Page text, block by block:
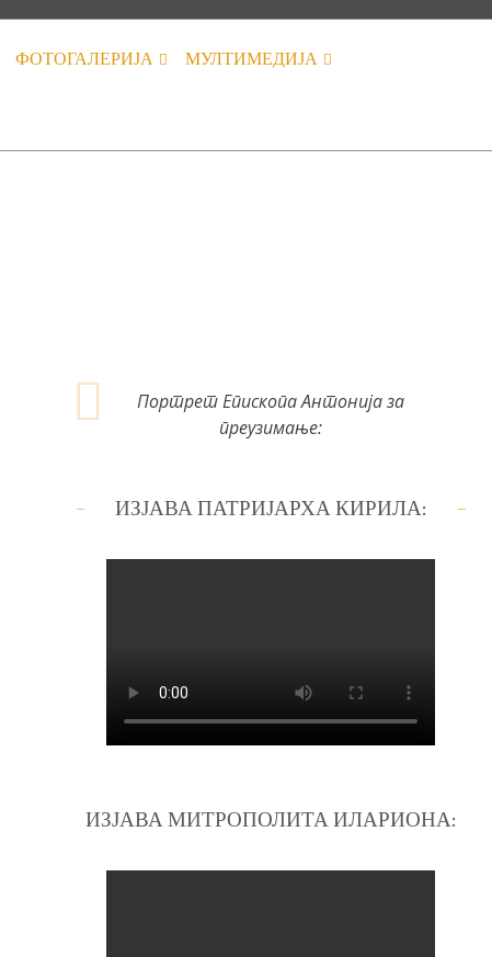
ФОТОГАЛЕРИЈА МУЛТИМЕДИЈА
Портрет Епископа Антонија за
преузимање:
ИЗЈАВА ПАТРИЈАРХА КИРИЛА:
ИЗЈАВА МИТРОПОЛИТА ИЛАРИОНА: